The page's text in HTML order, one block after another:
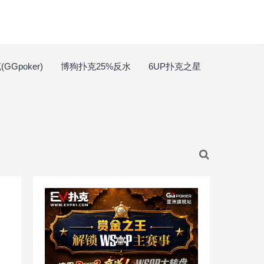
博狗扑克25%反水 6UP扑克之星